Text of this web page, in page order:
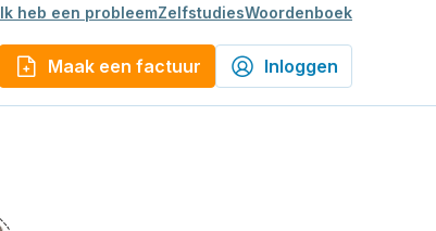
Ik heb een probleemZelfstudiesWoordenboek
Maak een factuur Inloggen